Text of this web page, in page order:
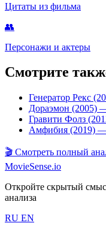
Цитаты из фильма
👥
Персонажи и актеры
Смотрите
Генератор Рекс
Дораэмон (2005)
Гравити Фолз
Амфибия (2019) —
🎬 Смотреть полный
MovieSense.io
Откройте скрытый
анализа
RU EN